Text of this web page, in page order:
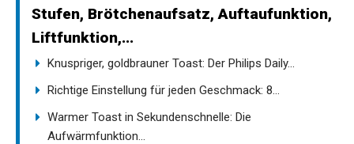
Stufen, Brötchenaufsatz, Auftaufunktion,
Liftfunktion,...
Knuspriger, goldbrauner Toast: Der Philips Daily...
Richtige Einstellung für jeden Geschmack: 8...
Warmer Toast in Sekundenschnelle: Die
Aufwärmfunktion...